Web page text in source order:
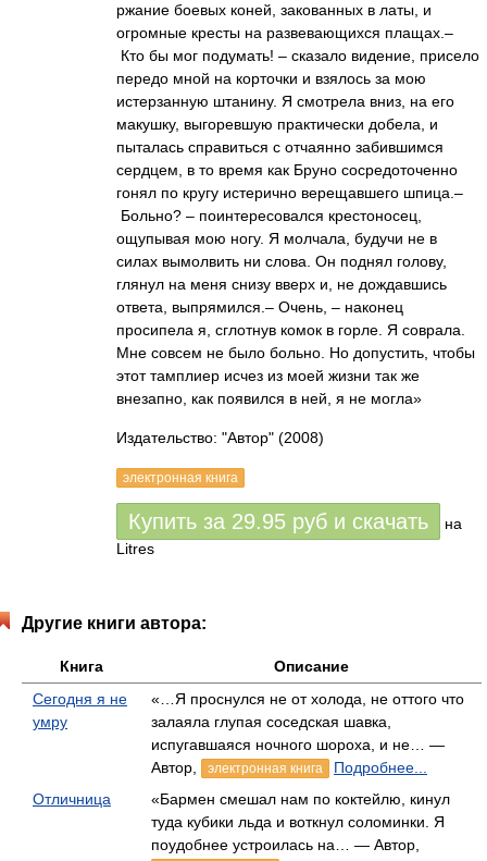
ржание боевых коней, закованных в латы, и
огромные кресты на развевающихся плащах.–
Кто бы мог подумать! – сказало видение, присело
передо мной на корточки и взялось за мою
истерзанную штанину. Я смотрела вниз, на его
макушку, выгоревшую практически добела, и
пыталась справиться с отчаянно забившимся
сердцем, в то время как Бруно сосредоточенно
гонял по кругу истерично верещавшего шпица.–
Больно? – поинтересовался крестоносец,
ощупывая мою ногу. Я молчала, будучи не в
силах вымолвить ни слова. Он поднял голову,
глянул на меня снизу вверх и, не дождавшись
ответа, выпрямился.– Очень, – наконец
просипела я, сглотнув комок в горле. Я соврала.
Мне совсем не было больно. Но допустить, чтобы
этот тамплиер исчез из моей жизни так же
внезапно, как появился в ней, я не могла»
Издательство: "Автор" (2008)
электронная книга
Купить за 29.95 руб и скачать
на
Litres
Другие книги автора:
Книга
Описание
Сегодня я не
умру
«…Я проснулся не от холода, не оттого что
залаяла глупая соседская шавка,
испугавшаяся ночного шороха, и не… —
Автор,
электронная книга
Подробнее...
Отличница
«Бармен смешал нам по коктейлю, кинул
туда кубики льда и воткнул соломинки. Я
поудобнее устроилась на… — Автор,